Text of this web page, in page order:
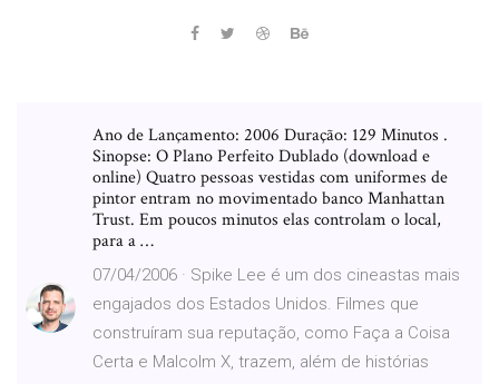
Ano de Lançamento: 2006 Duração: 129 Minutos .
Sinopse: O Plano Perfeito Dublado (download e
online) Quatro pessoas vestidas com uniformes de
pintor entram no movimentado banco Manhattan
Trust. Em poucos minutos elas controlam o local,
para a …
07/04/2006 · Spike Lee é um dos cineastas mais
engajados dos Estados Unidos. Filmes que
construíram sua reputação, como Faça a Coisa
Certa e Malcolm X, trazem, além de histórias